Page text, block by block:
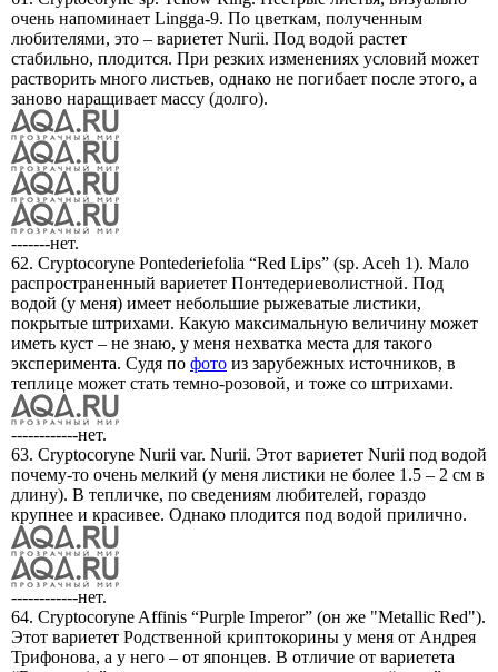
очень напоминает Lingga-9. По цветкам, полученным
любителями, это – вариетет Nurii. Под водой растет
стабильно, плодится. При резких изменениях условий может
растворить много листьев, однако не погибает после этого, а
заново наращивает массу (долго).
-------нет.
62. Cryptocoryne Pontederiefolia “Red Lips” (sp. Aceh 1). Мало
распространенный вариетет Понтедериеволистной. Под
водой (у меня) имеет небольшие рыжеватые листики,
покрытые штрихами. Какую максимальную величину может
иметь куст – не знаю, у меня нехватка места для такого
эксперимента. Судя по фото из зарубежных источников, в
теплице может стать темно-розовой, и тоже со штрихами.
------------нет.
63. Cryptocoryne Nurii var. Nurii. Этот вариетет Nurii под водой
почему-то очень мелкий (у меня листики не более 1.5 – 2 см в
длину). В тепличке, по сведениям любителей, гораздо
крупнее и красивее. Однако плодится под водой прилично.
------------нет.
64. Cryptocoryne Affinis “Purple Imperor” (он же "Metallic Red").
Этот вариетет Родственной криптокорины у меня от Андрея
Трифонова, а у него – от японцев. В отличие от вариетета